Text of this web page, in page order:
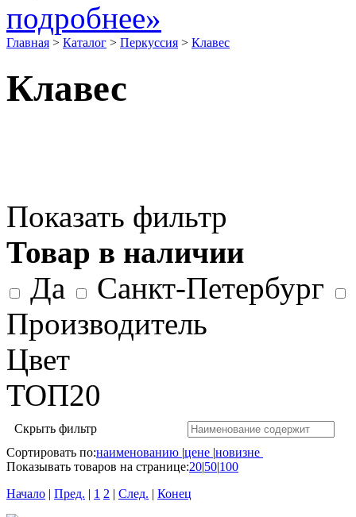
подробнее»
Главная > Каталог > Перкуссия > Клавес
Клавес
Показать фильтр
Товар в наличии
Да
Санкт-Петербург
Производитель
Цвет
ТОП20
Скрыть фильтр
Сортировать по:наименованию |цене |новизне
Показывать товаров на странице:20|50|100
Начало | Пред. | 1 2 | След. | Конец